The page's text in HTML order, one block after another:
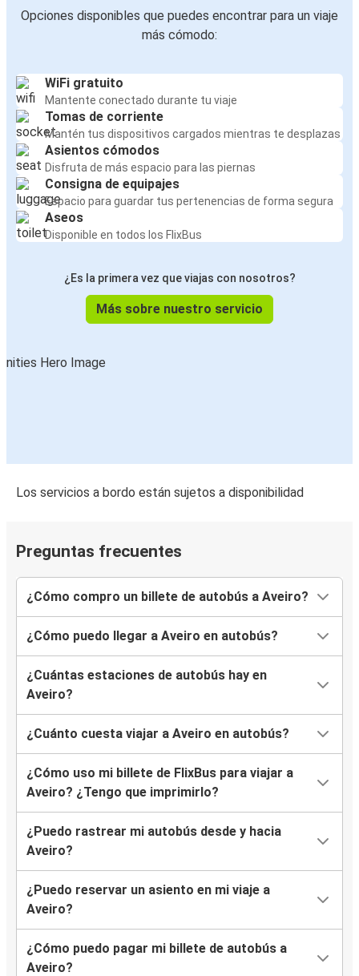
Aveiro
Guimarães
Torres Vedras
Aveiro
Figueira da Foz
Fatima
Aveiro
Portimao
Aveiro
Nazare
Aveiro
Torres Vedras
París
Vigo
Aveiro
Aveiro
Sevilla
Sevilla
Aveiro
Guarda
Aveiro
Opciones disponibles que puedes encontrar para un viaje
más cómodo:
WiFi gratuito
Mantente conectado durante tu viaje
Tomas de corriente
Mantén tus dispositivos cargados mientras te desplazas
Asientos cómodos
Disfruta de más espacio para las piernas
Consigna de equipajes
Espacio para guardar tus pertenencias de forma segura
Aseos
Disponible en todos los FlixBus
¿Es la primera vez que viajas con nosotros?
Más sobre nuestro servicio
Los servicios a bordo están sujetos a disponibilidad
Preguntas frecuentes
¿Cómo compro un billete de autobús a Aveiro?
¿Cómo puedo llegar a Aveiro en autobús?
¿Cuántas estaciones de autobús hay en
Aveiro?
¿Cuánto cuesta viajar a Aveiro en autobús?
¿Cómo uso mi billete de FlixBus para viajar a
Aveiro? ¿Tengo que imprimirlo?
¿Puedo rastrear mi autobús desde y hacia
Aveiro?
¿Puedo reservar un asiento en mi viaje a
Aveiro?
¿Cómo puedo pagar mi billete de autobús a
Aveiro?